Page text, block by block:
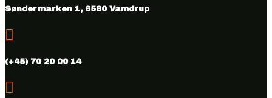
Søndermarken 1, 6580 Vamdrup

(+45) 70 20 00 14
